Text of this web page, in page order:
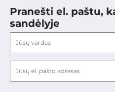
Pranešti el. paštu,
sandėlyje